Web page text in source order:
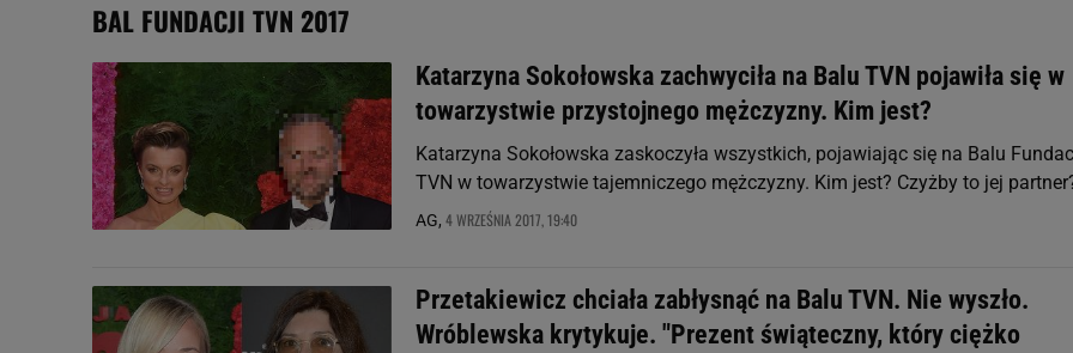
BAL FUNDACJI TVN 2017
Katarzyna Sokołowska zachwyciła na Balu TVN pojawiła się w
towarzystwie przystojnego mężczyzny. Kim jest?
Katarzyna Sokołowska zaskoczyła wszystkich, pojawiając się na Balu
TVN w towarzystwie tajemniczego mężczyzny. Kim jest? Czyżby to jej
AG, 4 WRZEŚNIA 2017, 19:40
Przetakiewicz chciała zabłysnąć na Balu TVN. Nie wyszło.
Wróblewska krytykuje. "Prezent świąteczny, który ciężko